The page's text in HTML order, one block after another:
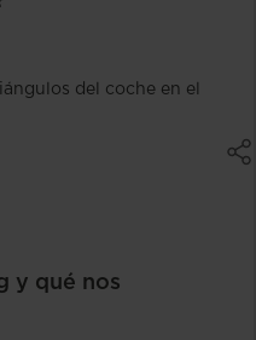
del coche en el
y qué nos